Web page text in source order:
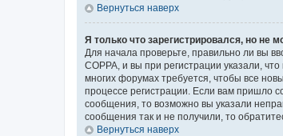
Вернуться наверх
Я только что зарегистрировался, но не
Для начала проверьте, правильно ли вы
COPPA, и вы при регистрации указали,
многих форумах требуется, чтобы все
процессе регистрации. Если вам пришло
сообщения, то возможно вы указали
сообщения так и не получили, то
Вернуться наверх